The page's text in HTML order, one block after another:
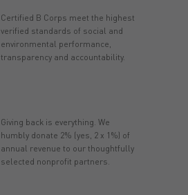
Certified B Corps meet the highest
verified standards of social and
environmental performance,
transparency and accountability.
Giving back is everything. We
humbly donate 2% (yes, 2 x 1%) of
annual revenue to our thoughtfully
selected nonprofit partners.